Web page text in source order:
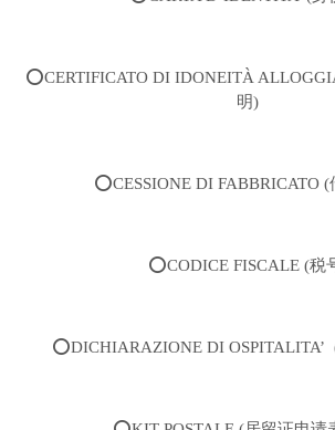
⭕️CERTIFICATO DI IDONEITÀ
明)
⭕️CESSIONE DI FABBRICATO
⭕️CODICE FISCALE (税
⭕️DICHIARAZIONE DI OSPITALITA’